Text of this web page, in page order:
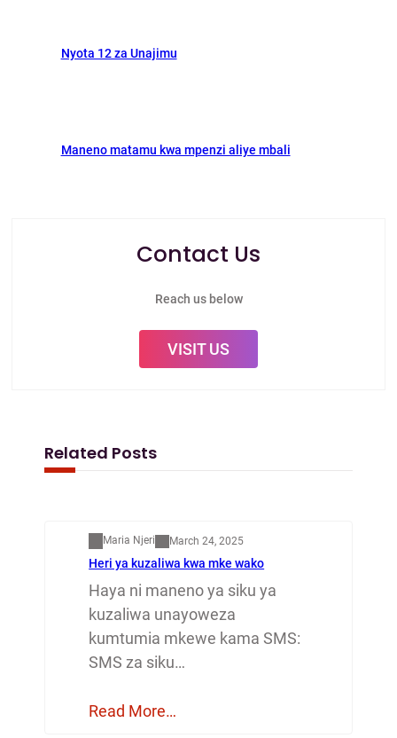
Nyota 12 za Unajimu
Maneno matamu kwa mpenzi aliye mbali
Contact Us
Reach us below
VISIT US
Related Posts
Maria Njeri March 24, 2025
Heri ya kuzaliwa kwa mke wako
Haya ni maneno ya siku ya
kuzaliwa unayoweza
kumtumia mkewe kama SMS:
SMS za siku…
Read More…